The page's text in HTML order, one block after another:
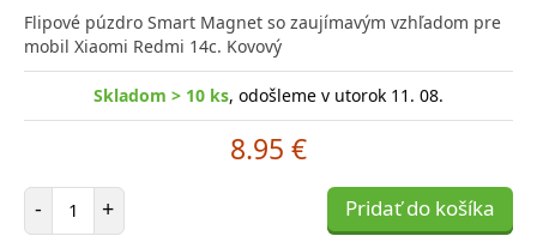
Flipové púzdro Smart Magnet so zaujímavým vzhľadom pre
mobil Xiaomi Redmi 14c. Kovový
Skladom > 10 ks, odošleme v utorok 11. 08.
8.95 €
- Počet položiek
+ Pridať do košíka